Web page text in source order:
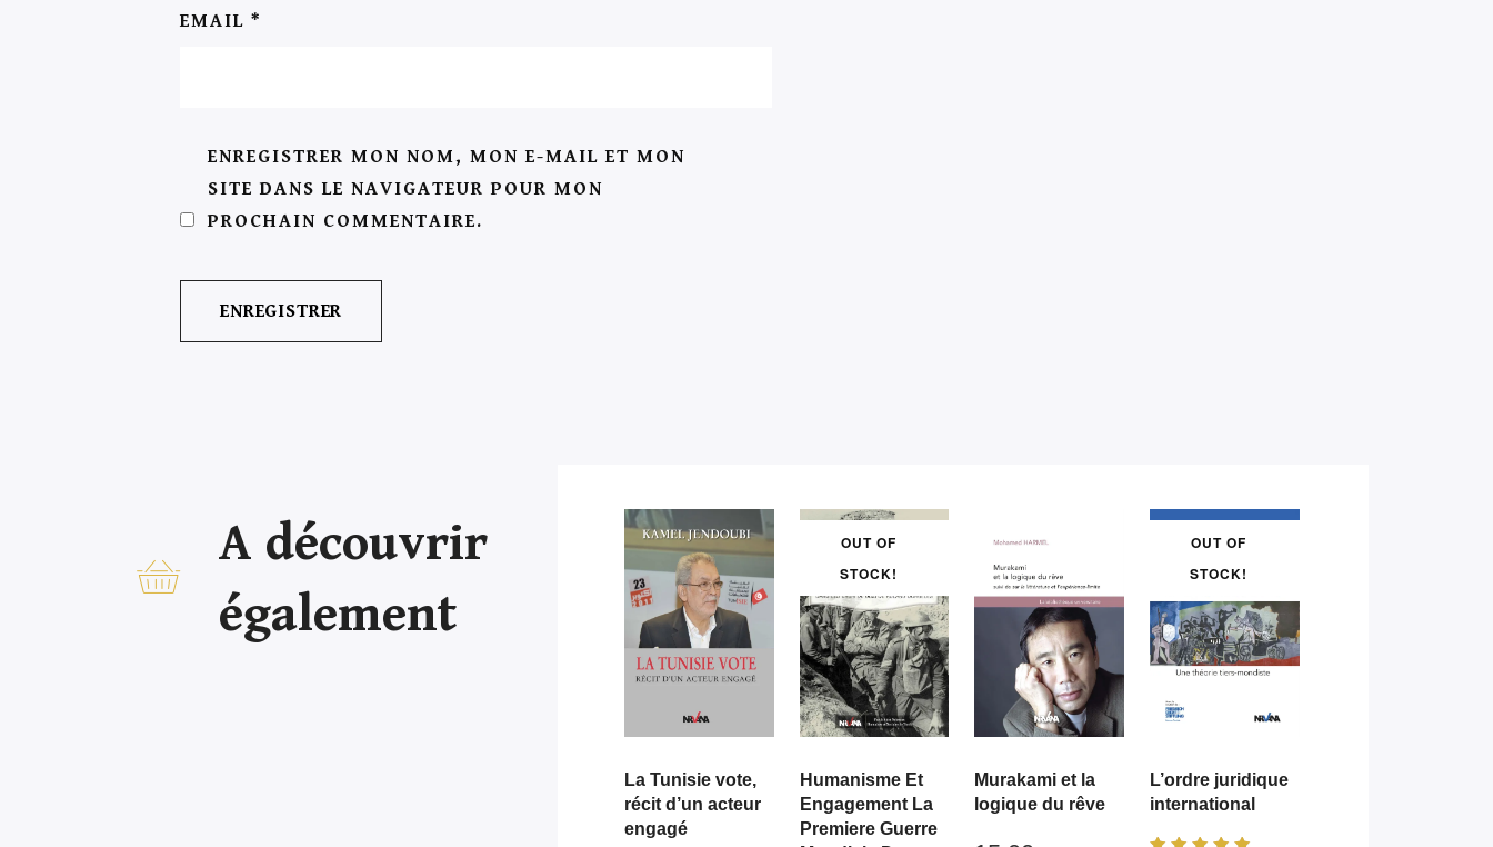
EMAIL *
ENREGISTRER MON NOM, MON E-MAIL ET MON
SITE DANS LE NAVIGATEUR POUR MON
PROCHAIN COMMENTAIRE.
A découvrir
également
La Tunisie vote,
récit d’un acteur
engagé
OUT OF
STOCK!
Humanisme Et
Engagement La
Premiere Guerre
Murakami et la
logique du rêve
OUT OF
STOCK!
L’ordre juridique
international